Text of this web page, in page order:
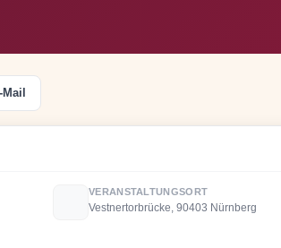
Mail
VERANSTALTUNGSORT
Vestnertorbrücke, 90403 Nürnberg